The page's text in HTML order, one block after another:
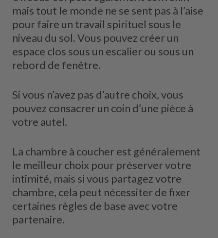
mais tout le monde ne se sent pas à l’aise
pour faire un travail spirituel sous le
niveau du sol. Vous pouvez créer un
espace clos sous un escalier ou sous un
rebord de fenêtre.
Si vous n’avez pas d’autre choix, vous
pouvez consacrer un coin d’une pièce à
votre autel.
La chambre à coucher est généralement
le meilleur choix pour préserver votre
intimité, mais si vous partagez votre
chambre, cela peut nécessiter de fixer
certaines règles de base avec votre
partenaire.